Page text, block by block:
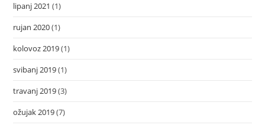
lipanj 2021 (1)
rujan 2020(1)
kolovoz 2019(1)
svibanj 2019(1)
travanj 2019(3)
ožujak 2019(7)